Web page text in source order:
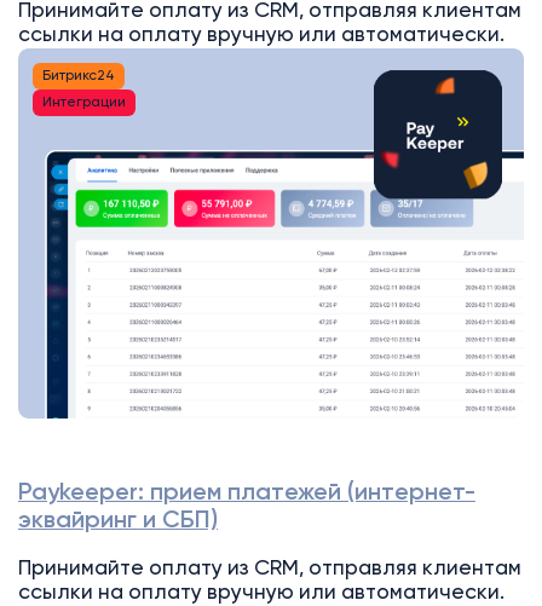
Принимайте оплату из CRM, отправляя клиентам
ссылки на оплату вручную или автоматически.
Битрикс24
Интеграции
Paykeeper: прием платежей (интернет-
эквайринг и СБП)
Принимайте оплату из CRM, отправляя клиентам
ссылки на оплату вручную или автоматически.